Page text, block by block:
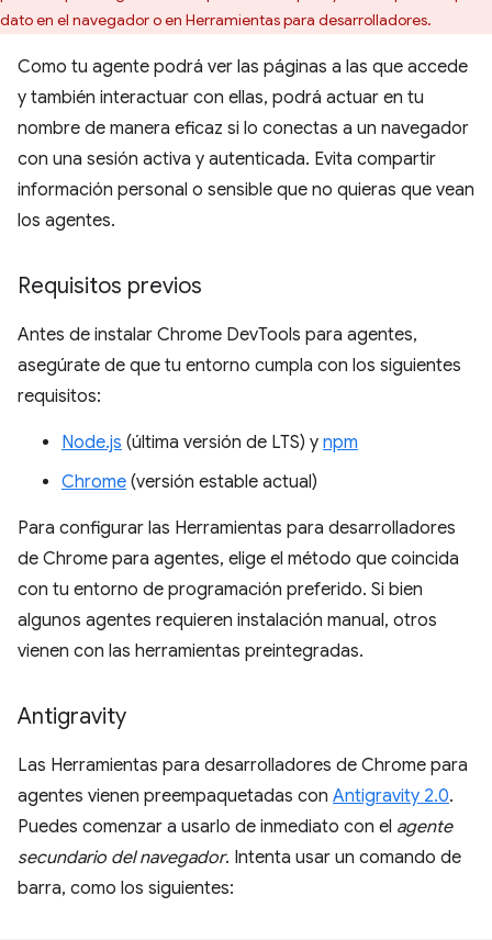
dato en el navegador o en Herramientas para desarrolladores.
Como tu agente podrá ver las páginas a las que accede
y también interactuar con ellas, podrá actuar en tu
nombre de manera eficaz si lo conectas a un navegador
con una sesión activa y autenticada. Evita compartir
información personal o sensible que no quieras que vean
los agentes.
Requisitos previos
Antes de instalar Chrome DevTools para agentes,
asegúrate de que tu entorno cumpla con los siguientes
requisitos:
Node.js (última versión de LTS) y npm
Chrome (versión estable actual)
Para configurar las Herramientas para desarrolladores
de Chrome para agentes, elige el método que coincida
con tu entorno de programación preferido. Si bien
algunos agentes requieren instalación manual, otros
vienen con las herramientas preintegradas.
Antigravity
Las Herramientas para desarrolladores de Chrome para
agentes vienen preempaquetadas con Antigravity 2.0.
Puedes comenzar a usarlo de inmediato con el agente
secundario del navegador. Intenta usar un comando de
barra, como los siguientes: